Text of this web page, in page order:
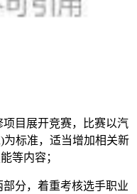
目展开竞赛，比赛以汽
标准，适当增加相关新
等内容；
分，着重考核选手职业